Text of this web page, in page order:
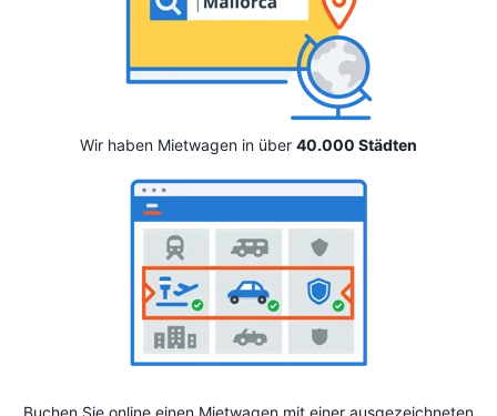
Wir haben Mietwagen in über 40.000 Städten
Buchen Sie online einen Mietwagen mit einer ausgezeichneten